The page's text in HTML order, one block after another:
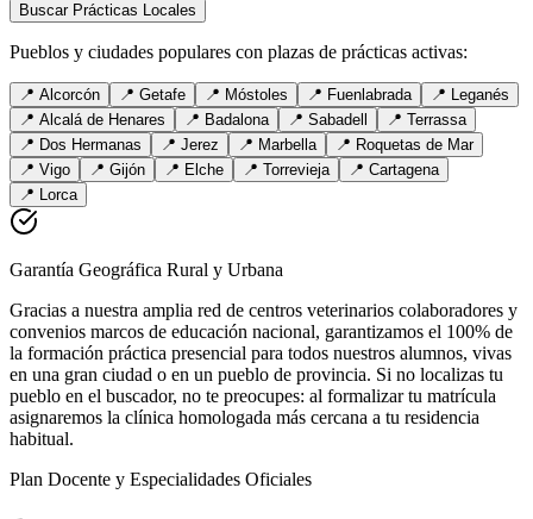
Buscar Prácticas Locales
Pueblos y ciudades populares con plazas de prácticas activas:
📍 Alcorcón 📍 Getafe 📍 Móstoles 📍 Fuenlabrada 📍 Leganés
📍 Alcalá de Henares 📍 Badalona 📍 Sabadell 📍 Terrassa
📍 Dos Hermanas 📍 Jerez 📍 Marbella 📍 Roquetas de Mar
📍 Vigo 📍 Gijón 📍 Elche 📍 Torrevieja 📍 Cartagena
📍 Lorca
Garantía Geográfica Rural y Urbana
Gracias a nuestra amplia red de centros veterinarios colaboradores y
convenios marcos de educación nacional, garantizamos el 100% de
la formación práctica presencial para todos nuestros alumnos, vivas
en una gran ciudad o en un pueblo de provincia. Si no localizas tu
pueblo en el buscador, no te preocupes: al formalizar tu matrícula
asignaremos la clínica homologada más cercana a tu residencia
habitual.
Plan Docente y Especialidades Oficiales